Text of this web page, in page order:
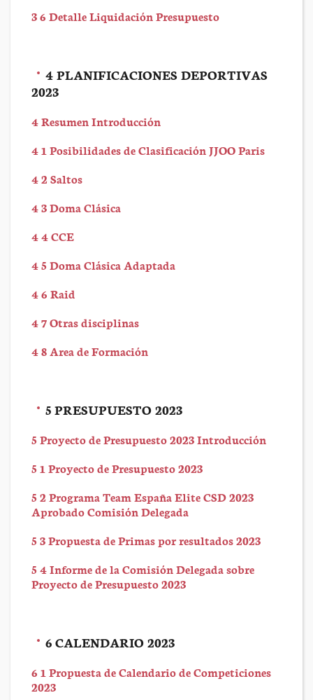
3 6 Detalle Liquidación Presupuesto
4 PLANIFICACIONES DEPORTIVAS
2023
4 Resumen Introducción
4 1 Posibilidades de Clasificación JJOO Paris
4 2 Saltos
4 3 Doma Clásica
4 4 CCE
4 5 Doma Clásica Adaptada
4 6 Raid
4 7 Otras disciplinas
4 8 Area de Formación
5 PRESUPUESTO 2023
5 Proyecto de Presupuesto 2023 Introducción
5 1 Proyecto de Presupuesto 2023
5 2 Programa Team España Elite CSD 2023
Aprobado Comisión Delegada
5 3 Propuesta de Primas por resultados 2023
5 4 Informe de la Comisión Delegada sobre
Proyecto de Presupuesto 2023
6 CALENDARIO 2023
6 1 Propuesta de Calendario de Competiciones
2023